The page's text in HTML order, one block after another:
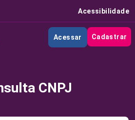
Acessibilidade
Acessar Cadastrar
CNPJ